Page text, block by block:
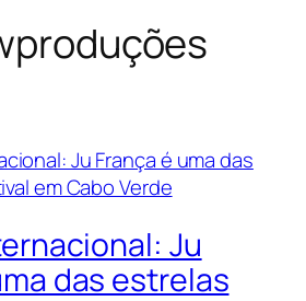
Ju
das estrelas